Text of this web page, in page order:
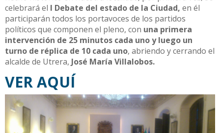
celebrará el I Debate del estado de la Ciudad, en él
participarán todos los portavoces de los partidos
políticos que componen el pleno, con una primera
intervención de 25 minutos cada uno y luego un
turno de réplica de 10 cada uno, abriendo y cerrando el
alcalde de Utrera, José María Villalobos.
VERAQUÍ